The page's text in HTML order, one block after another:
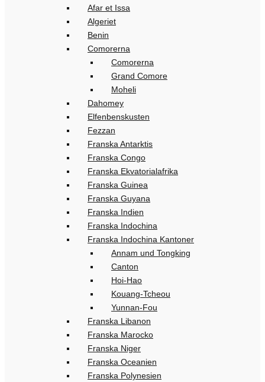
Afar et Issa
Algeriet
Benin
Comorerna
Comorerna
Grand Comore
Moheli
Dahomey
Elfenbenskusten
Fezzan
Franska Antarktis
Franska Congo
Franska Ekvatorialafrika
Franska Guinea
Franska Guyana
Franska Indien
Franska Indochina
Franska Indochina Kantoner
Annam und Tongking
Canton
Hoi-Hao
Kouang-Tcheou
Yunnan-Fou
Franska Libanon
Franska Marocko
Franska Niger
Franska Oceanien
Franska Polynesien